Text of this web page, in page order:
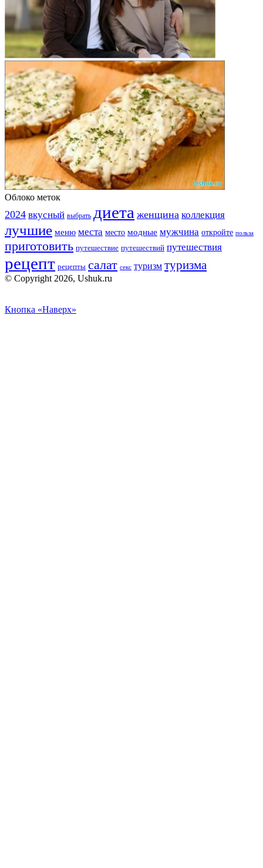
Облоко меток
2024 вкусный выбрать диета женщина коллекция
лучшие меню места место модные мужчина откройте польза
приготовить путешествие путешествий путешествия
рецепт рецепты салат секс туризм туризма
© Copyright 2026, Ushuk.ru
Кнопка «Наверх»